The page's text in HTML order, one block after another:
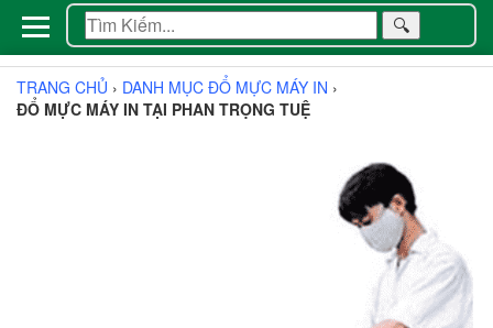
🔍
TRANG CHỦ › DANH MỤC ĐỔ MỰC MÁY IN ›
ĐỔ MỰC MÁY IN TẠI PHAN TRỌNG TUỆ